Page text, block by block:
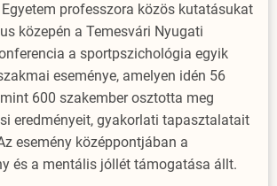
professzora közös kutatásukat
közepén a Temesvári Nyugati
a sportpszichológia egyik
eseménye, amelyen idén 56
600 szakember osztotta meg
eredményeit, gyakorlati tapasztalatait
esemény középpontjában a
és a mentális jóllét támogatása állt.